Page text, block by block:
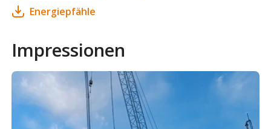
Energiepfähle
Impressionen